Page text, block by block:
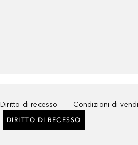
Diritto di recesso Condizioni di
DIRITTO DI RECESSO